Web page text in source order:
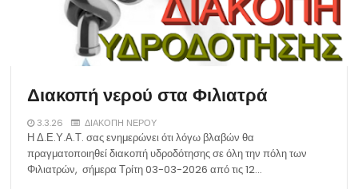
Διακοπή νερού στα Φιλιατρά
3.3.26 ΔΙΑΚΟΠΗ ΝΕΡΟΥ
Η Δ.Ε.Υ.Α.Τ. σας ενημερώνει ότι λόγω βλαβών θα
πραγματοποιηθεί διακοπή υδροδότησης σε όλη την πόλη των
Φιλιατρών, σήμερα Τρίτη 03-03-2026 από τις 12…